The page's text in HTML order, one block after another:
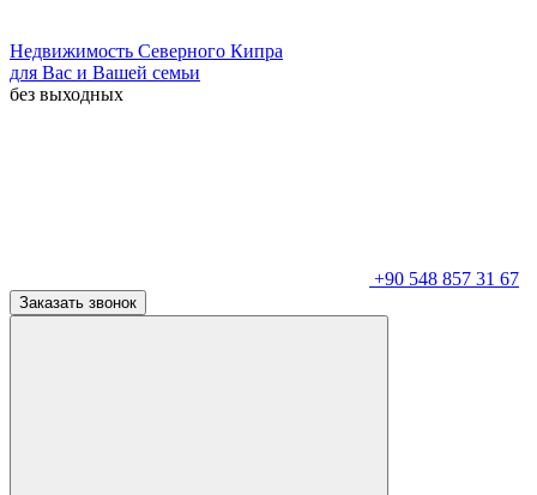
Недвижимость Северного Кипра
для Вас и Вашей семьи
без выходных
+90 548 857 31 67
Заказать звонок